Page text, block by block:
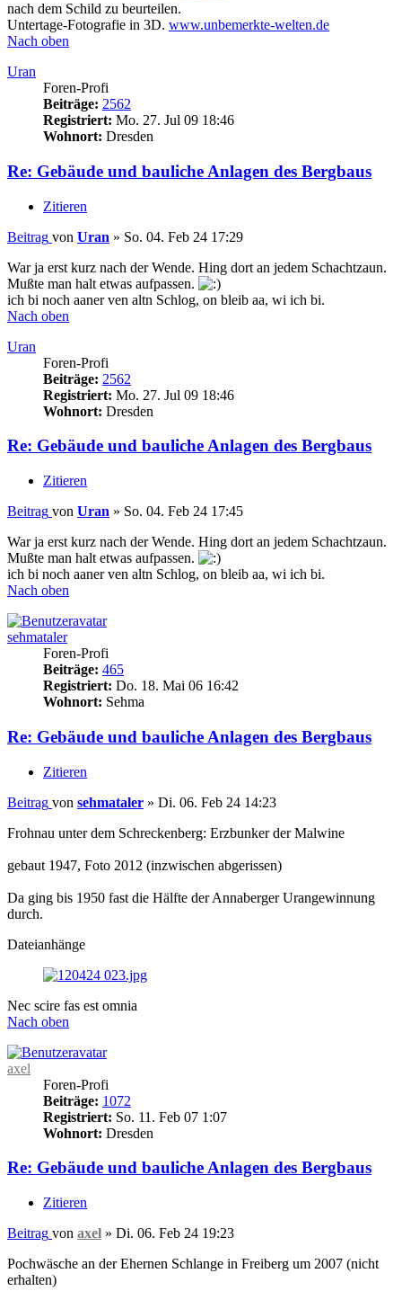
nach dem Schild zu beurteilen.
Untertage-Fotografie in 3D. www.unbemerkte-welten.de
Nach oben
Uran
Foren-Profi
Beiträge: 2562
Registriert: Mo. 27. Jul 09 18:46
Wohnort: Dresden
Re: Gebäude und bauliche Anlagen des Bergbaus
Zitieren
Beitrag von Uran » So. 04. Feb 24 17:29
War ja erst kurz nach der Wende. Hing dort an jedem Schachtzaun.
Mußte man halt etwas aufpassen.
ich bi noch aaner ven altn Schlog, on bleib aa, wi ich bi.
Nach oben
Uran
Foren-Profi
Beiträge: 2562
Registriert: Mo. 27. Jul 09 18:46
Wohnort: Dresden
Re: Gebäude und bauliche Anlagen des Bergbaus
Zitieren
Beitrag von Uran » So. 04. Feb 24 17:45
War ja erst kurz nach der Wende. Hing dort an jedem Schachtzaun.
Mußte man halt etwas aufpassen.
ich bi noch aaner ven altn Schlog, on bleib aa, wi ich bi.
Nach oben
sehmataler
Foren-Profi
Beiträge: 465
Registriert: Do. 18. Mai 06 16:42
Wohnort: Sehma
Re: Gebäude und bauliche Anlagen des Bergbaus
Zitieren
Beitrag von sehmataler » Di. 06. Feb 24 14:23
Frohnau unter dem Schreckenberg: Erzbunker der Malwine
gebaut 1947, Foto 2012 (inzwischen abgerissen)
Da ging bis 1950 fast die Hälfte der Annaberger Urangewinnung
durch.
Dateianhänge
Nec scire fas est omnia
Nach oben
axel
Foren-Profi
Beiträge: 1072
Registriert: So. 11. Feb 07 1:07
Wohnort: Dresden
Re: Gebäude und bauliche Anlagen des Bergbaus
Zitieren
Beitrag von axel » Di. 06. Feb 24 19:23
Pochwäsche an der Ehernen Schlange in Freiberg um 2007 (nicht
erhalten)